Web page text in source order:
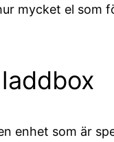
mycket el som
enhet som är